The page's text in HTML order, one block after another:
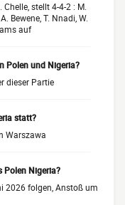
stellt 4-4-2 : M.
Bewene, T. Nnadi, W.
auf
Polen und Nigeria?
dieser Partie
statt?
Warszawa
Polen Nigeria?
2026 folgen, Anstoß um